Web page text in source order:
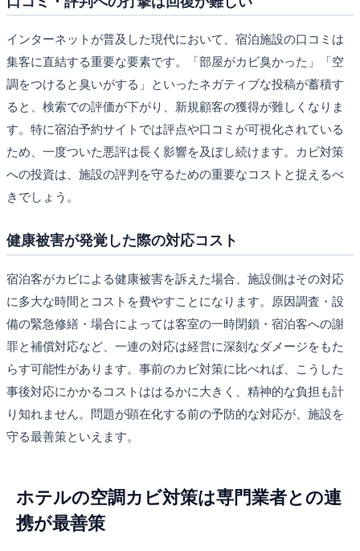
インターネットが普及した現代において、宿泊施設の口コミは
集客に直結する重要な要素です。「部屋がカビ臭かった」「空
調をつけると臭いがする」といったネガティブな投稿が蓄積す
ると、検索での評価が下がり、新規顧客の獲得が難しくなりま
す。特に宿泊予約サイトでは評点や口コミが可視化されている
ため、一度ついた悪評は長く影響を及ぼし続けます。カビ対策
への投資は、施設の評判を守るための重要なコストと捉えるべ
きでしょう。
健康被害が発覚した際の対応コスト
宿泊客がカビによる健康被害を訴えた場合、施設側はその対応
に多大な時間とコストを費やすことになります。原因調査・設
備の緊急修繕・場合によっては客室の一時閉鎖・宿泊客への謝
罪と補償対応など、一連の対応は経営に深刻なダメージをもた
らす可能性があります。事前のカビ対策に比べれば、こうした
事後対応にかかるコストははるかに大きく、精神的な負担も計
り知れません。問題が顕在化する前の予防的な対応が、施設を
守る最善策といえます。
ホテルの空調カビ対策は専門業者との連
携が最善策